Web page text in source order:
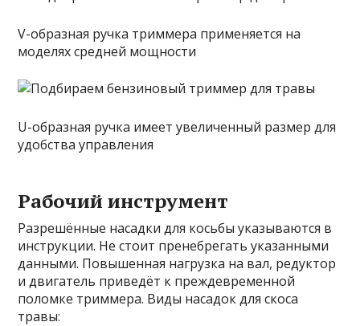
V-образная ручка триммера применяется на
моделях средней мощности
U-образная ручка имеет увеличенный размер для
удобства управления
Рабочий инструмент
Разрешённые насадки для косьбы указываются в
инструкции. Не стоит пренебрегать указанными
данными. Повышенная нагрузка на вал, редуктор
и двигатель приведёт к преждевременной
поломке триммера. Виды насадок для скоса
травы: